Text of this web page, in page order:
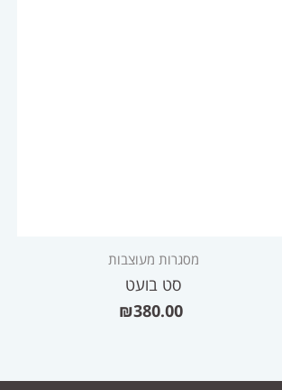
מסגרות מעוצבות
סט בועט
₪380.00